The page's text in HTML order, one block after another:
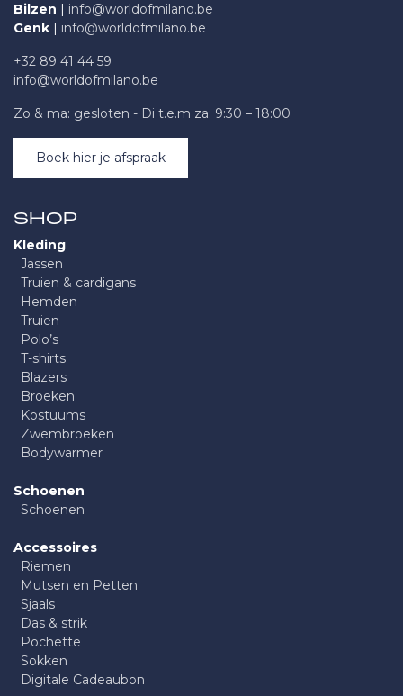
Bilzen | info@worldofmilano.be
Genk | info@worldofmilano.be
+32 89 41 44 59
info@worldofmilano.be
Zo & ma: gesloten - Di t.e.m za: 9:30 – 18:00
Boek hier je afspraak
SHOP
Kleding
Jassen
Truien & cardigans
Hemden
Truien
Polo’s
T-shirts
Blazers
Broeken
Kostuums
Zwembroeken
Bodywarmer
Schoenen
Schoenen
Accessoires
Riemen
Mutsen en Petten
Sjaals
Das & strik
Pochette
Sokken
Digitale Cadeaubon